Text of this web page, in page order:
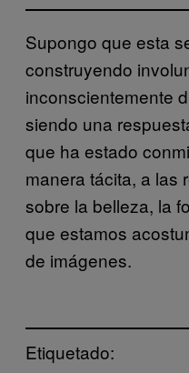
Supongo que esta
construyendo
inconscientemente
siendo una
que ha estado
manera tácita, a las
sobre la belleza, la
que estamos
de imágenes.
Etiquetado: